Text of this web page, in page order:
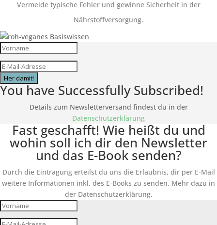
Vermeide typische Fehler und gewinne Sicherheit in der
Nährstoffversorgung.
Her damit!
You have Successfully Subscribed!
Details zum Newsletterversand findest du in der
Datenschutzerklärung
Fast geschafft! Wie heißt du und
wohin soll ich dir den Newsletter
und das E-Book senden?
Durch die Eintragung erteilst du uns die Erlaubnis, dir per E-Mail
weitere Informationen inkl. des E-Books zu senden. Mehr dazu in
der Datenschutzerklärung.